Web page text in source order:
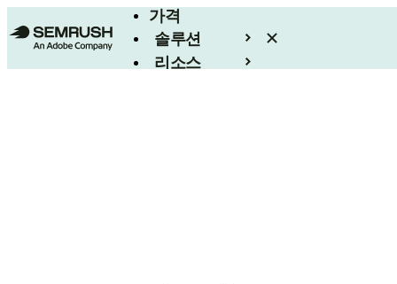
가격
솔루션
리소스